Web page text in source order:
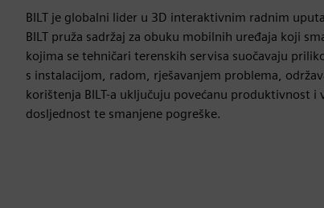
BILT je globalni lider u 3D interaktivnim radnim
BILT pruža sadržaj za obuku mobilnih uređaja koji
kojima se tehničari terenskih servisa suočavaju
s instalacijom, radom, rješavanjem problema,
korištenja BILT-a uključuju povećanu produktivnost
dosljednost te smanjene pogreške.